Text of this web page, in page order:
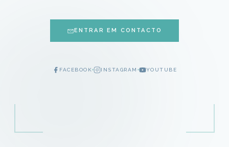
ENTRAR EM CONTACTO
FACEBOOK INSTAGRAM YOUTUBE